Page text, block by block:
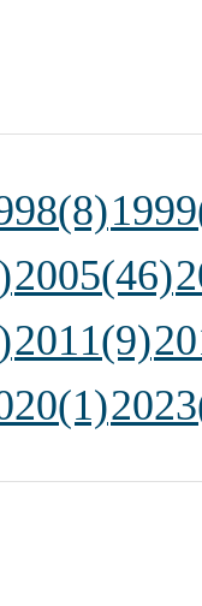
2005(46)
2011(9)